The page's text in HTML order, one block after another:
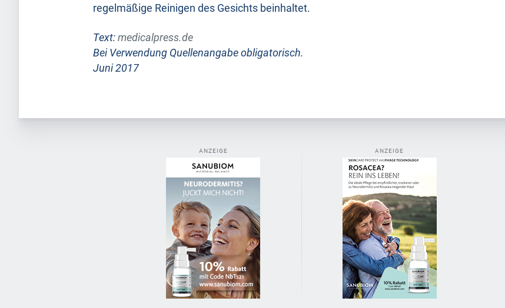
regelmäßige Reinigen des Gesichts beinhaltet.
Text: medicalpress.de
Bei Verwendung Quellenangabe obligatorisch.
Juni 2017
ANZEIGE ANZEIGE